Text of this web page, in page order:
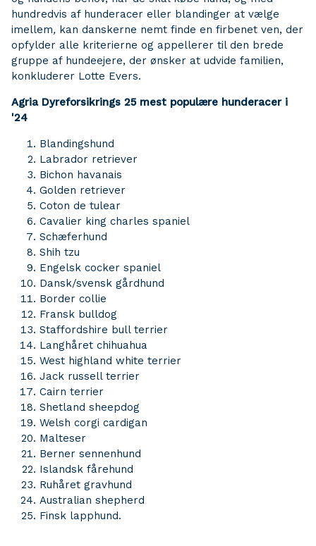
hundredvis af hunderacer eller blandinger at vælge
imellem, kan danskerne nemt finde en firbenet ven, der
opfylder alle kriterierne og appellerer til den brede
gruppe af hundeejere, der ønsker at udvide familien,
konkluderer Lotte Evers.
Agria Dyreforsikrings 25 mest populære hunderacer i
'24
Blandingshund
Labrador retriever
Bichon havanais
Golden retriever
Coton de tulear
Cavalier king charles spaniel
Schæferhund
Shih tzu
Engelsk cocker spaniel
Dansk/svensk gårdhund
Border collie
Fransk bulldog
Staffordshire bull terrier
Langhåret chihuahua
West highland white terrier
Jack russell terrier
Cairn terrier
Shetland sheepdog
Welsh corgi cardigan
Malteser
Berner sennenhund
Islandsk fårehund
Ruhåret gravhund
Australian shepherd
Finsk lapphund.